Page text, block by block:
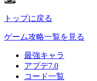
トップに戻る
ゲーム攻略一覧を見る
最強キャラ
アプデ7.0
コード一覧